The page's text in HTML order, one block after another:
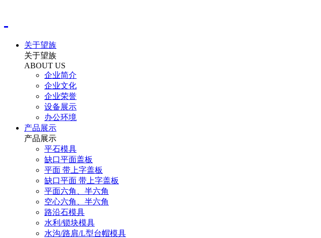
关于望族
关于望族
ABOUT US
企业简介
企业文化
企业荣誉
设备展示
办公环境
产品展示
产品展示
平石模具
缺口平面盖板
平面 带上字盖板
缺口平面 带上字盖板
平面六角、半六角
空心六角、半六角
路沿石模具
水利/锁块模具
水沟/路肩/L型台帽模具